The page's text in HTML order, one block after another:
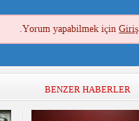
Yorum yapabilmek içinGiriş
BENZER HABERLER